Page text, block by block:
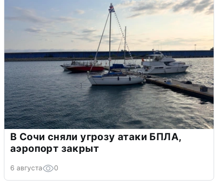
В Сочи сняли угрозу атаки БПЛА,
аэропорт закрыт
6 августа 0